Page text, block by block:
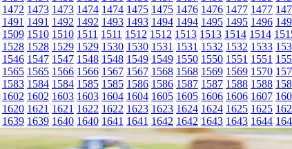
1472 1473 1473 1474 1474 1475 1475 1476 1476 1477 1477
1491 1491 1492 1492 1493 1493 1494 1494 1495 1495 1496
1509 1510 1510 1511 1511 1512 1512 1513 1513 1514 1514
1528 1528 1529 1529 1530 1530 1531 1531 1532 1532 1533
1546 1547 1547 1548 1548 1549 1549 1550 1550 1551 1551
1565 1565 1566 1566 1567 1567 1568 1568 1569 1569 1570
1583 1584 1584 1585 1585 1586 1586 1587 1587 1588 1588
1602 1602 1603 1603 1604 1604 1605 1605 1606 1606 1607
1620 1621 1621 1622 1622 1623 1623 1624 1624 1625 1625
1639 1639 1640 1640 1641 1641 1642 1642 1643 1643 1644